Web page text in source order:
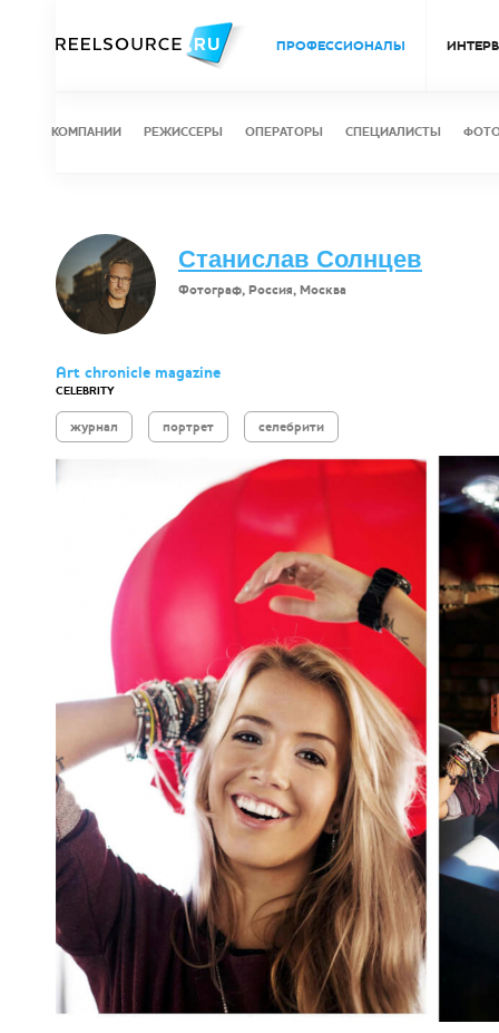
ПРОФЕССИОНАЛЫ
КОМПАНИИ РЕЖИССЕРЫ ОПЕРАТОРЫ СПЕЦИАЛИСТЫ
Станислав Солнцев
Фотограф, Россия, Москва
Art chronicle magazine
CELEBRITY
журнал портрет селебрити